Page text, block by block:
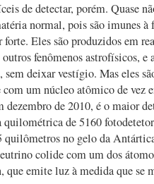
de detectar, porém. Quase
normal, pois são imunes à
Eles são produzidos em
fenômenos astrofísicos, e
sem deixar vestígio. Mas eles
um núcleo atômico de vez
dezembro de 2010, é o maior
de 5160
quilômetros no gelo da
colide com um dos
que emite luz à medida que se